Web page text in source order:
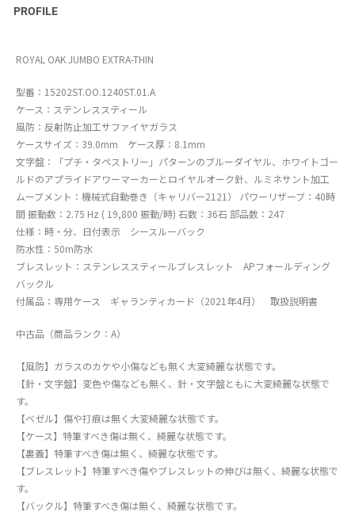
PROFILE
ROYAL OAK JUMBO EXTRA-THIN
型番：15202ST.OO.1240ST.01.A
ケース：ステンレススティール
風防：反射防止加工サファイヤガラス
ケースサイズ：39.0mm ケース厚：8.1mm
文字盤：「プチ・タペストリー」パターンのブルーダイヤル、ホワイトゴー
ルドのアプライドアワーマーカーとロイヤルオーク針、ルミネサント加工
ムーブメント：機械式自動巻き（キャリバー2121） パワーリザーブ：40時
間 振動数：2.75 Hz ( 19,800 振動/時) 石数：36石 部品数：247
仕様：時・分、日付表示 シースルーバック
防水性：50m防水
ブレスレット：ステンレススティールブレスレット APフォールディング
バックル
付属品：専用ケース ギャランティカード（2021年4月） 取扱説明書
中古品（商品ランク：A）
【風防】ガラスのカケや小傷なども無く大変綺麗な状態です。
【針・文字盤】変色や傷なども無く、針・文字盤ともに大変綺麗な状態で
す。
【ベゼル】傷や打痕は無く大変綺麗な状態です。
【ケース】特筆すべき傷は無く、綺麗な状態です。
【裏蓋】特筆すべき傷は無く、綺麗な状態です。
【ブレスレット】特筆すべき傷やブレスレットの伸びは無く、綺麗な状態で
す。
【バックル】特筆すべき傷は無く、綺麗な状態です。